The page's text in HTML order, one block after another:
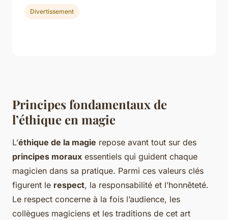
Principes fondamentaux de
l’éthique en magie
L’éthique de la magie repose avant tout sur des
principes moraux essentiels qui guident chaque
magicien dans sa pratique. Parmi ces valeurs clés
figurent le respect, la responsabilité et l’honnêteté.
Le respect concerne à la fois l’audience, les
collègues magiciens et les traditions de cet art
Divertissement